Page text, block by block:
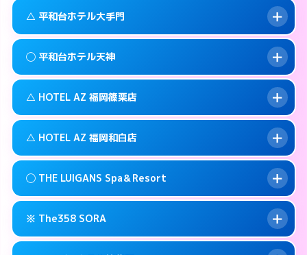
info このホテルの詳細ページを見る →
map 福岡市中央区高砂1-1-18
info このホテルの詳細ページを見る →
案内方法: カードキーにつきホテルの入り口で
待ち合わせ。
info このホテルの詳細ページを見る →
案内方法: 女性が直接お部屋まで伺います。
smartphone 092-761-1361
map 福岡市中央区荒戸1-5-27
info このホテルの詳細ページを見る →
△ 平和台ホテル大手門
案内方法: 状況により派遣できません。
smartphone 092-741-4422
map 福岡市中央区大手門1-5-4
info このホテルの詳細ページを見る →
◯ 平和台ホテル天神
案内方法: 女性が直接お部屋まで伺います。
smartphone 092-737-1000
map 福岡市中央区舞鶴1-5-6
info このホテルの詳細ページを見る →
△ HOTEL AZ 福岡篠栗店
案内方法:状況により派遣できません。
smartphone 092-947-3310
map 糟屋郡篠栗町大字乙犬985-1
info このホテルの詳細ページを見る →
△ HOTEL AZ 福岡和白店
案内方法:状況により派遣できません。
smartphone 092-605-3301
◯ THE LUIGANS Spa＆Resort
案内方法: 女性が直接お部屋まで伺います。
※ The358 SORA